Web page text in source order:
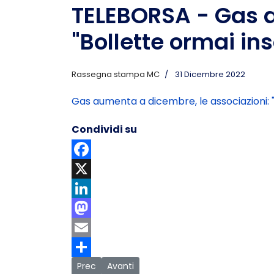
TELEBORSA -
"Bollette ormai
Rassegna stampa MC 31 Dicembre 2022
Gas aumenta a dicembre, le
Condividi su
Facebook
X
LinkedIn
Mastodon
Email
Share
Articolo precedente: AGENPARL- Elettricità: -
Prec Articolo successivo: IL SALVAGENTE -
Avanti